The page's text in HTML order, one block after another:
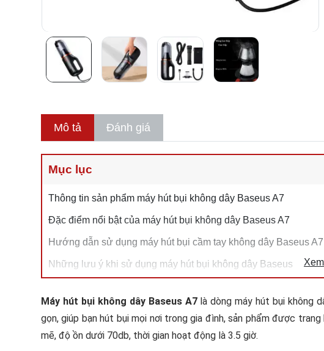
Mô tả Đánh giá
Mục lục
Thông tin sản phẩm máy hút bụi không dây Baseus A7
Đặc điểm nổi bật của máy hút bụi không dây Baseus A7
Hướng dẫn sử dụng máy hút bụi cầm tay không dây Baseus
Những lưu ý khi sử dụng máy hút bụi không dây Baseus
Máy hút bụi không dây Baseus A7là dòng máy hút bụi không
gọn, giúp bạn hút bụi mọi nơi trong gia đình, sản phẩm được
mẽ, độ ồn dưới 70db, thời gian hoạt động là 3.5 giờ.